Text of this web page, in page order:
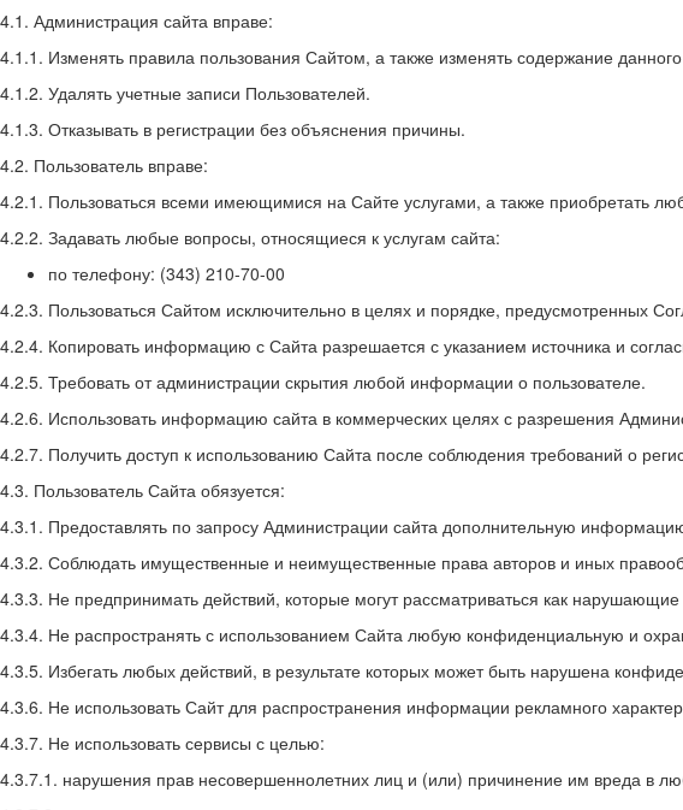
4.1. Администрация сайта вправе:
4.1.1. Изменять правила пользования Сайтом, а также изменять содержание
4.1.2. Удалять учетные записи Пользователей.
4.1.3. Отказывать в регистрации без объяснения причины.
4.2. Пользователь вправе:
4.2.1. Пользоваться всеми имеющимися на Сайте услугами, а также приобретать
4.2.2. Задавать любые вопросы, относящиеся к услугам сайта:
по телефону: (343) 210-70-00
4.2.3. Пользоваться Сайтом исключительно в целях и порядке, предусмотренных
4.2.4. Копировать информацию с Сайта разрешается с указанием источника и
4.2.5. Требовать от администрации скрытия любой информации о пользователе.
4.2.6. Использовать информацию сайта в коммерческих целях с разрешения
4.2.7. Получить доступ к использованию Сайта после соблюдения требований о
4.3. Пользователь Сайта обязуется:
4.3.1. Предоставлять по запросу Администрации сайта дополнительную
4.3.2. Соблюдать имущественные и неимущественные права авторов и иных
4.3.3. Не предпринимать действий, которые могут рассматриваться как
4.3.4. Не распространять с использованием Сайта любую конфиденциальную и
4.3.5. Избегать любых действий, в результате которых может быть нарушена
4.3.6. Не использовать Сайт для распространения информации рекламного
4.3.7. Не использовать сервисы с целью:
4.3.7.1. нарушения прав несовершеннолетних лиц и (или) причинение им вреда в